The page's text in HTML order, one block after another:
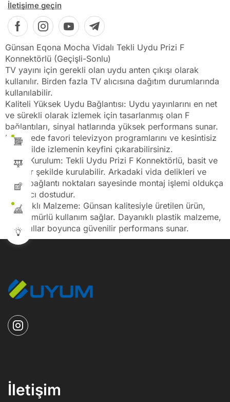
İletişime geçin
Günsan Eqona Mocha Vidalı Tekli Uydu Prizi F
Konnektörlü (Geçişli-Sonlu)
TV yayını için gerekli olan uydu anten çıkışı olarak
kullanılır. Birden fazla TV alıcısına dağıtım durumlarında
kullanılabilir.
Kaliteli Yüksek Uydu Bağlantısı: Uydu yayınlarını en net
ve sürekli olarak izlemek için tasarlanmış olan F
bağlantıları, sinyal hatlarında yüksek performans sunar.
Bu sayede favori televizyon programlarını ve kesintisiz
bir şekilde izlemenin keyfini çıkarabilirsiniz.
Kolay Kurulum: Tekli Uydu Prizi F Konnektörlü, basit ve
hızlı bir şekilde kurulabilir. Arkadaki vida delikleri ve
kolay bağlantı noktaları sayesinde montaj işlemi oldukça
kullanıcı dostudur.
Dayanıklı Malzeme: Günsan kalitesiyle üretilen ürün,
uzun ömürlü kullanım sağlar. Dayanıklı plastik malzeme,
uzun yıllar boyunca güvenilir performans sunar.
İletişim